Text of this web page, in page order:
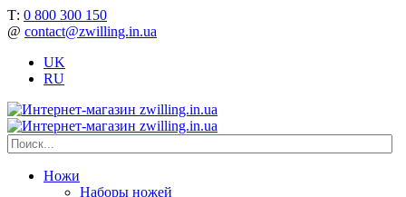
Т: 0 800 300 150
@ contact@zwilling.in.ua
UK
RU
Ножи
Наборы ножей